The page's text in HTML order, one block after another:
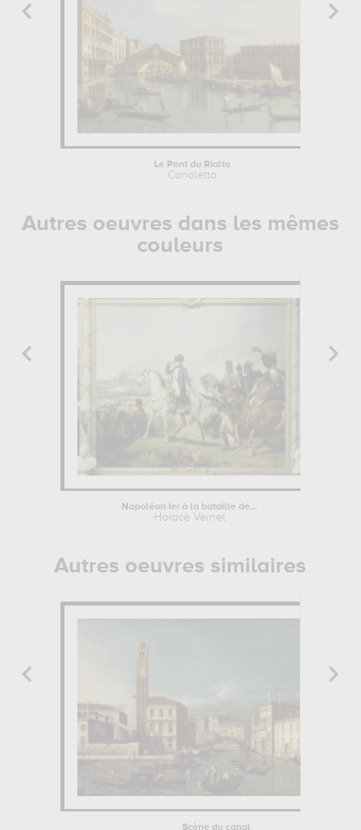
Le Pont du Rialto
Canaletto
Autres oeuvres dans les mêmes
couleurs
Napoléon Ier à la bataille de...
Horace Vernet
Autres oeuvres similaires
Scène du canal